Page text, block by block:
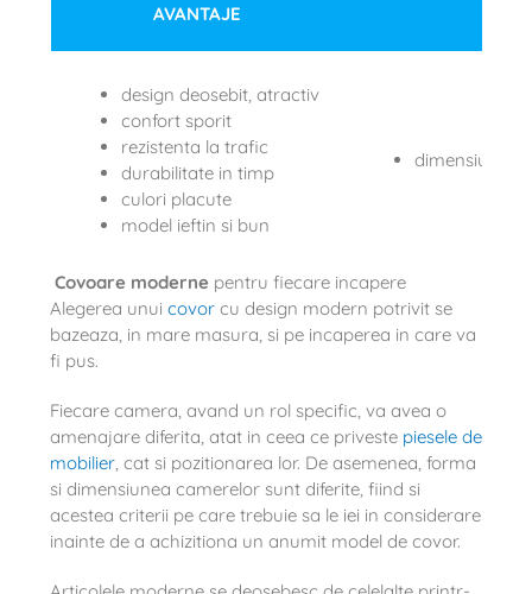
AVANTAJE
design deosebit, atractiv
confort sporit
rezistenta la trafic
durabilitate in timp
culori placute
model ieftin si bun
dimensiunile
Covoare modernepentru fiecare incapere
Alegerea unui covorcu design modern potrivit se
bazeaza, in mare masura, si pe incaperea in care va
fi pus.
Fiecare camera, avand un rol specific, va avea o
amenajare diferita, atat in ceea ce priveste piesele de
mobilier, cat si pozitionarea lor. De asemenea, forma
si dimensiunea camerelor sunt diferite, fiind si
acestea criterii pe care trebuie sa le iei in considerare
inainte de a achizitiona un anumit model de covor.